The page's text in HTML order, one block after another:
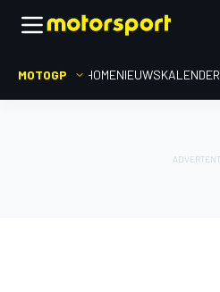
MOTOGP HOMENIEUWSKALENDER